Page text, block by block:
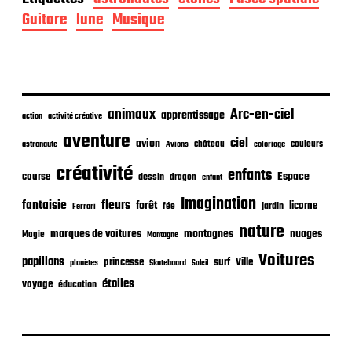
t
e
b
l
c
t
i
o
n
Guitare lune Musique
action activité créative animaux apprentissage Arc-en-ciel
astronaute aventure avion Avions château ciel coloriage couleurs
course créativité dessin dragon enfant enfants Espace
fantaisie Ferrari fleurs forêt fée Imagination jardin licorne
Magie marques de voitures Montagne montagnes nature nuages
papillons planètes princesse Skateboard Soleil surf Ville Voitures
voyage éducation étoiles